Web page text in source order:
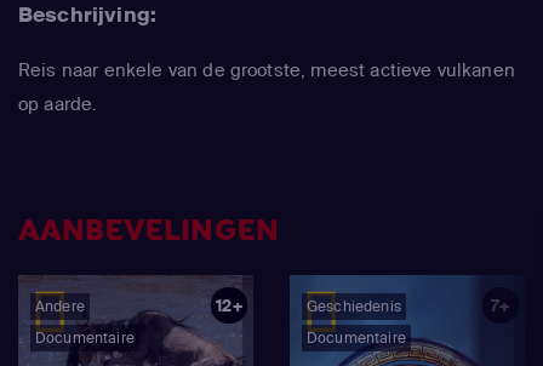
Beschrijving:
Reis naar enkele van de grootste, meest actieve vulkanen
op aarde.
AANBEVELINGEN
Andere
Documentaire
12+
Geschiedenis
Documentaire
7+